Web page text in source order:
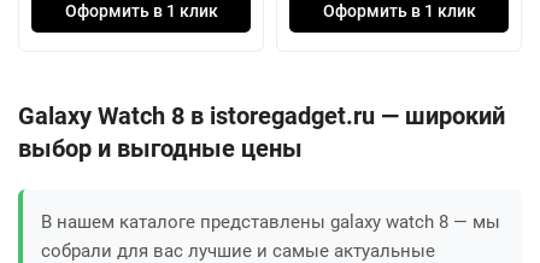
Оформить в 1 клик Оформить в 1 клик
Galaxy Watch 8 в istoregadget.ru — широкий
выбор и выгодные цены
В нашем каталоге представлены galaxy watch 8 — мы
собрали для вас лучшие и самые актуальные